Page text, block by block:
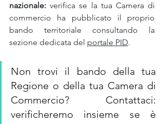
nazionale: verifica se la tua Camera di
commercio ha pubblicato il proprio
bando territoriale consultando la
sezione dedicata del portale PID.
Non trovi il bando della tua
Regione o della tua Camera di
Commercio? Contattaci:
verificheremo insieme se è